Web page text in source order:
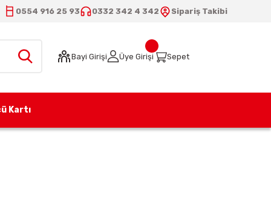
0554 916 25 93 0332 342 4 342 Sipariş Takibi
Bayi Girişi Üye Girişi Sepet
Kartı